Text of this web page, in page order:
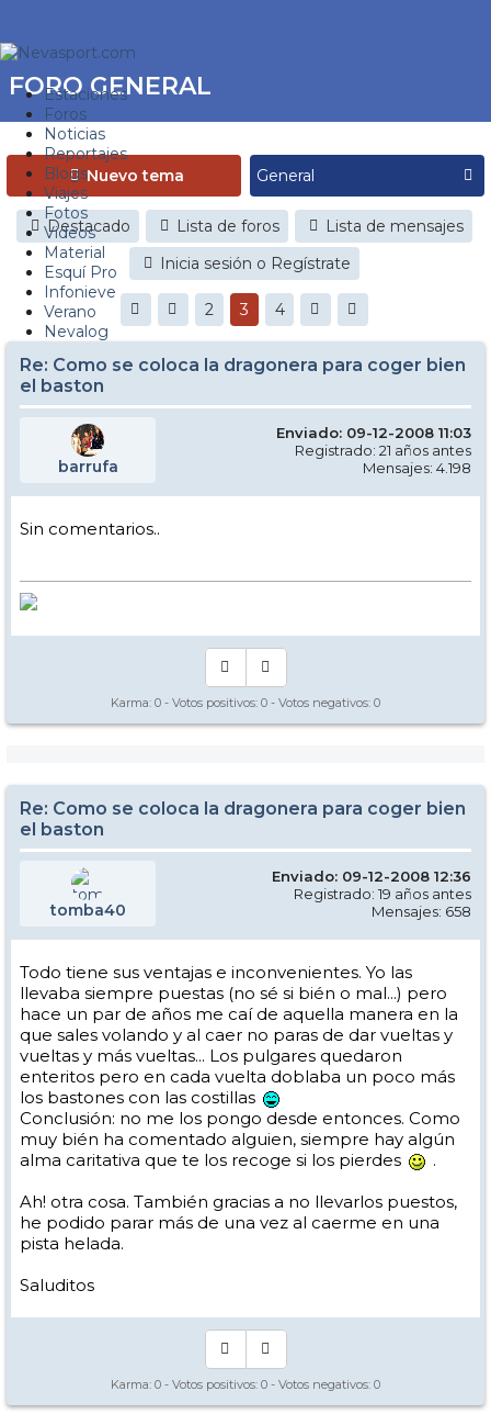
Estaciones
Foros
Noticias
Reportajes
Blogs
Viajes
Fotos
Videos
Material
Esquí Pro
Infonieve
Verano
Nevalog
FORO GENERAL
Nuevo tema
Destacado Lista de foros
Lista de mensajes
Inicia sesión o Regístrate
2 3 4
Re: Como se coloca la dragonera para coger bien
el baston
barrufa
Enviado: 09-12-2008 11:03
Registrado: 21 años antes
Mensajes: 4.198
Sin comentarios..
Karma: 0 - Votos positivos: 0 - Votos negativos: 0
Re: Como se coloca la dragonera para coger bien
el baston
tomba40
Enviado: 09-12-2008 12:36
Registrado: 19 años antes
Mensajes: 658
Todo tiene sus ventajas e inconvenientes. Yo las
llevaba siempre puestas (no sé si bién o mal...) pero
hace un par de años me caí de aquella manera en la
que sales volando y al caer no paras de dar vueltas y
vueltas y más vueltas... Los pulgares quedaron
enteritos pero en cada vuelta doblaba un poco más
los bastones con las costillas
Conclusión: no me los pongo desde entonces. Como
muy bién ha comentado alguien, siempre hay algún
alma caritativa que te los recoge si los pierdes
.
Ah! otra cosa. También gracias a no llevarlos puestos,
he podido parar más de una vez al caerme en una
pista helada.
Saluditos
Karma: 0 - Votos positivos: 0 - Votos negativos: 0